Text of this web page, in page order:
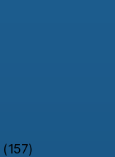
(157)